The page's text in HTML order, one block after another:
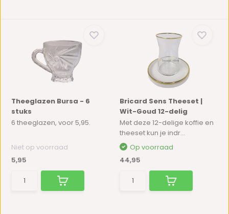
Theeglazen Bursa - 6
stuks
6 theeglazen, voor 5,95.
Niet op voorraad
5,95
Bricard Sens Theeset |
Wit-Goud 12-delig
Met deze 12-delige koffie en
theeset kun je indr...
Op voorraad
44,95